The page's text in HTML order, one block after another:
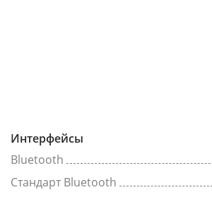
Интерфейсы
Bluetooth
Стандарт Bluetooth